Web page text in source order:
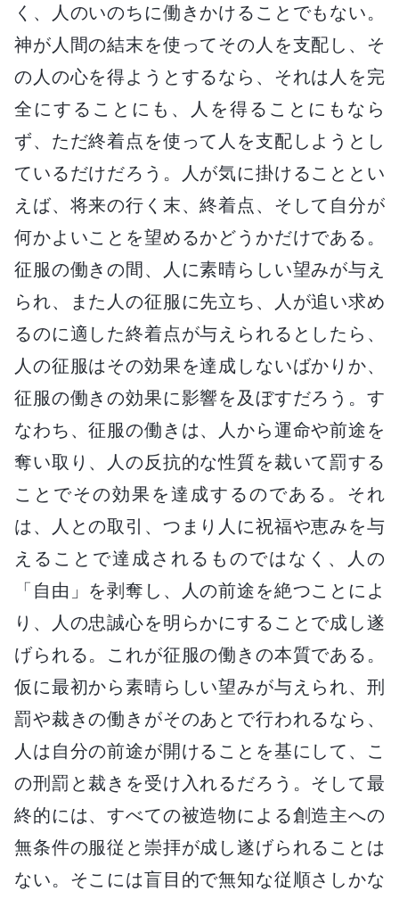
く、人のいのちに働きかけることでもない。
神が人間の結末を使ってその人を支配し、そ
の人の心を得ようとするなら、それは人を完
全にすることにも、人を得ることにもなら
ず、ただ終着点を使って人を支配しようとし
ているだけだろう。人が気に掛けることとい
えば、将来の行く末、終着点、そして自分が
何かよいことを望めるかどうかだけである。
征服の働きの間、人に素晴らしい望みが与え
られ、また人の征服に先立ち、人が追い求め
るのに適した終着点が与えられるとしたら、
人の征服はその効果を達成しないばかりか、
征服の働きの効果に影響を及ぼすだろう。す
なわち、征服の働きは、人から運命や前途を
奪い取り、人の反抗的な性質を裁いて罰する
ことでその効果を達成するのである。それ
は、人との取引、つまり人に祝福や恵みを与
えることで達成されるものではなく、人の
「自由」を剥奪し、人の前途を絶つことによ
り、人の忠誠心を明らかにすることで成し遂
げられる。これが征服の働きの本質である。
仮に最初から素晴らしい望みが与えられ、刑
罰や裁きの働きがそのあとで行われるなら、
人は自分の前途が開けることを基にして、こ
の刑罰と裁きを受け入れるだろう。そして最
終的には、すべての被造物による創造主への
無条件の服従と崇拝が成し遂げられることは
ない。そこには盲目的で無知な従順さしかな